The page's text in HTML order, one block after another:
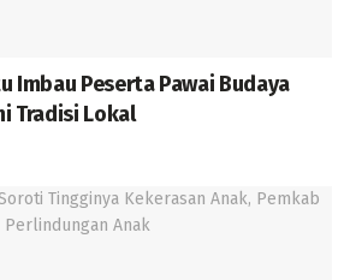
Imbau Peserta Pawai Budaya
Tradisi Lokal